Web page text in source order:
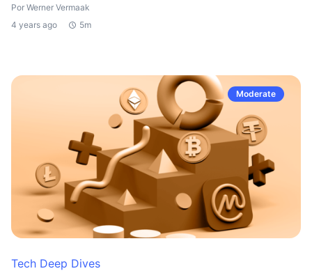
Por Werner Vermaak
4 years ago
5m
Moderate
Tech Deep Dives